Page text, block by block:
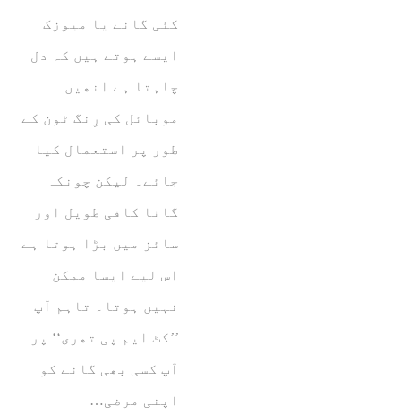
کئی گانے یا میوزک
ایسے ہوتے ہیں کہ دل
چاہتا ہے انھیں
موبائل کی رِنگ ٹون کے
طور پر استعمال کیا
جائے۔ لیکن چونکہ
گانا کافی طویل اور
سائز میں بڑا ہوتا ہے
اس لیے ایسا ممکن
نہیں ہوتا۔ تاہم آپ
’’کٹ ایم پی تھری‘‘ پر
آپ کسی بھی گانے کو
اپنی مرضی…